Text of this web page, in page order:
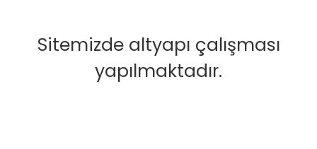
Sitemizde altyapı çalışması
yapılmaktadır.